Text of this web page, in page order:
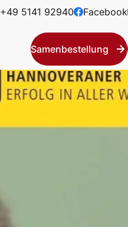
+49 5141 92940 Facebook
Samenbestellung